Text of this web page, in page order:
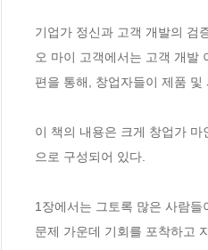
기업가 정신과 고객 개발의 검
오 마이 고객에서는 고객 개발
편을 통해, 창업자들이 제품
이 책의 내용은 크게 창업가
으로 구성되어 있다.
1장에서는 그토록 많은 사람
문제 가운데 기회를 포착하고